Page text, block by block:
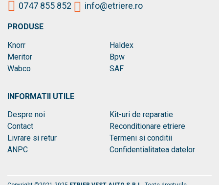
0747 855 852 info@etriere.ro
PRODUSE
Knorr
Haldex
Meritor
Bpw
Wabco
SAF
INFORMATII UTILE
Despre noi
Kit-uri de reparatie
Contact
Reconditionare etriere
Livrare si retur
Termeni si conditii
ANPC
Confidentialitatea datelor